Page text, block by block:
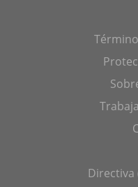
Directiva